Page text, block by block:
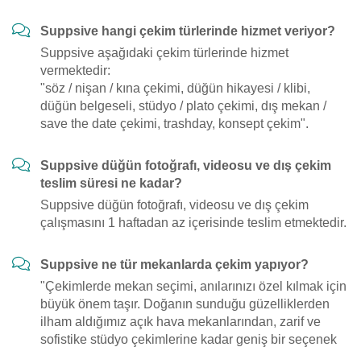
Suppsive hangi çekim türlerinde hizmet veriyor?
Suppsive aşağıdaki çekim türlerinde hizmet
vermektedir:
"söz / nişan / kına çekimi, düğün hikayesi / klibi,
düğün belgeseli, stüdyo / plato çekimi, dış mekan /
save the date çekimi, trashday, konsept çekim".
Suppsive düğün fotoğrafı, videosu ve dış çekim
teslim süresi ne kadar?
Suppsive düğün fotoğrafı, videosu ve dış çekim
çalışmasını 1 haftadan az içerisinde teslim etmektedir.
Suppsive ne tür mekanlarda çekim yapıyor?
"Çekimlerde mekan seçimi, anılarınızı özel kılmak için
büyük önem taşır. Doğanın sunduğu güzelliklerden
ilham aldığımız açık hava mekanlarından, zarif ve
sofistike stüdyo çekimlerine kadar geniş bir seçenek